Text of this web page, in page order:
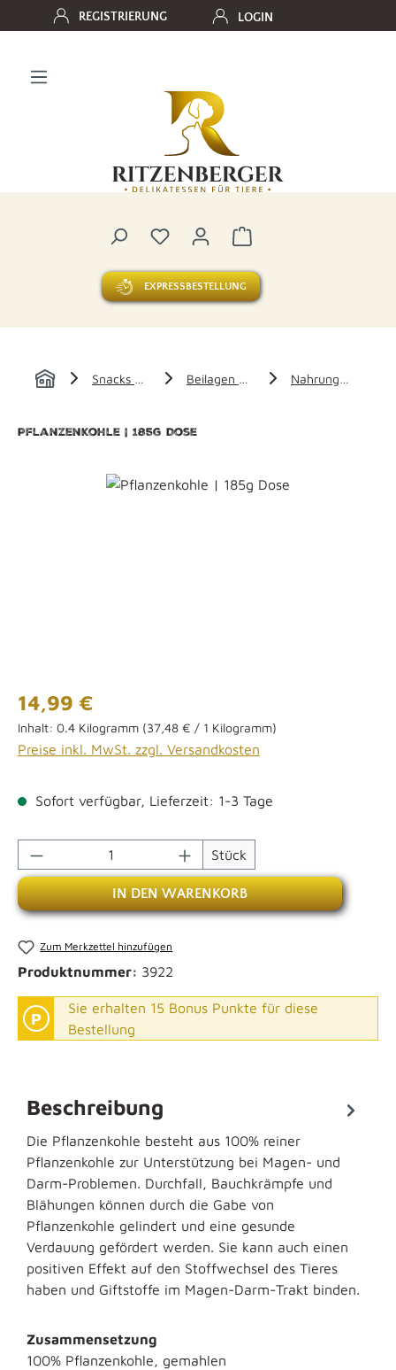
Zum Hauptinhalt springen
REGISTRIERUNG LOGIN
Du hast 0 Produkte auf dem
Warenkorb enthält 0
EXPRESSBESTELLUNG
Snacks und Beilagen Beilagen - Ergänzungen Nahrungsergänzungen
Pflanzenkohle | 185g Dose
Bildergalerie überspringen
Regulärer Preis:
14,99 €
Inhalt: 0.4 Kilogramm (37,48 € / 1 Kilogramm)
Preise inkl. MwSt. zzgl. Versandkosten
Sofort verfügbar, Lieferzeit: 1-3 Tage
Produkt Anzahl: Gib den gewünschten
Stück
IN DEN WARENKORB
Zum Merkzettel hinzufügen
Produktnummer: 3922
P
Sie erhalten 15 Bonus Punkte für diese
Bestellung
Beschreibung
Die Pflanzenkohle besteht aus 100% reiner
Pflanzenkohle zur Unterstützung bei Magen- und
Darm-Problemen. Durchfall, Bauchkrämpfe und
Blähungen können durch die Gabe von
Pflanzenkohle gelindert und eine gesunde
Verdauung gefördert werden. Sie kann auch einen
positiven Effekt auf den Stoffwechsel des Tieres
haben und Giftstoffe im Magen-Darm-Trakt binden.
Zusammensetzung
100% Pflanzenkohle, gemahlen